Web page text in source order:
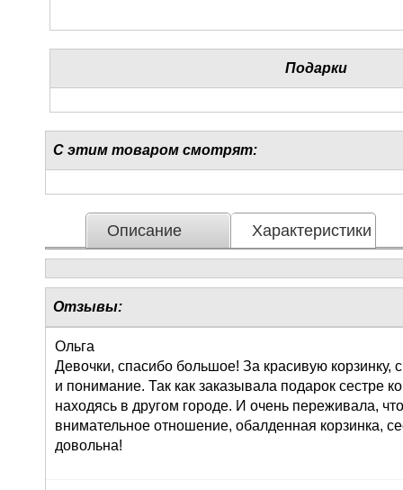
Подарки
С этим товаром смотрят:
Описание Характеристики
Отзывы:
Ольга
Девочки, спасибо большое! За красивую корзинку,
и понимание. Так как заказывала подарок сестре
находясь в другом городе. И очень переживала,
внимательное отношение, обалденная корзинка,
довольна!